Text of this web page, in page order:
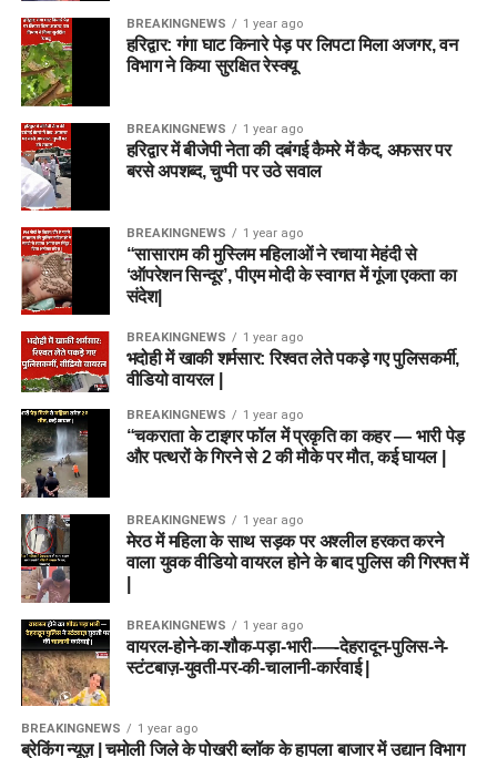
BREAKINGNEWS 1 year ago
हरिद्वार: गंगा घाट किनारे पेड़ पर लिपटा मिला अजगर, वन
विभाग ने किया सुरक्षित रेस्क्यू
BREAKINGNEWS 1 year ago
हरिद्वार में बीजेपी नेता की दबंगई कैमरे में कैद, अफसर पर
बरसे अपशब्द, चुप्पी पर उठे सवाल
BREAKINGNEWS 1 year ago
“सासाराम की मुस्लिम महिलाओं ने रचाया मेहंदी से
‘ऑपरेशन सिन्दूर’, पीएम मोदी के स्वागत में गूंजा एकता का
संदेश|
BREAKINGNEWS 1 year ago
भदोही में खाकी शर्मसार: रिश्वत लेते पकड़े गए पुलिसकर्मी,
वीडियो वायरल |
BREAKINGNEWS 1 year ago
“चकराता के टाइगर फॉल में प्रकृति का कहर — भारी पेड़
और पत्थरों के गिरने से 2 की मौके पर मौत, कई घायल |
BREAKINGNEWS 1 year ago
मेरठ में महिला के साथ सड़क पर अश्लील हरकत करने
वाला युवक वीडियो वायरल होने के बाद पुलिस की गिरफ्त में
BREAKINGNEWS 1 year ago
वायरल-होने-का-शौक-पड़ा-भारी-—-देहरादून-पुलिस-ने-
स्टंटबाज़-युवती-पर-की-चालानी-कार्रवाई |
BREAKINGNEWS 1 year ago
ब्रेकिंग न्यूज़ | चमोली जिले के पोखरी ब्लॉक के हापला बाजार में उद्यान विभाग